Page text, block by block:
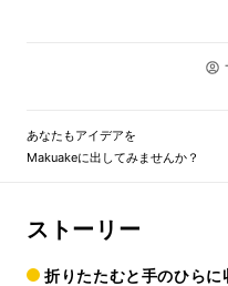
あなたもアイデアを
Makuakeに出してみませんか？
ストーリー
折りたたむと手のひら